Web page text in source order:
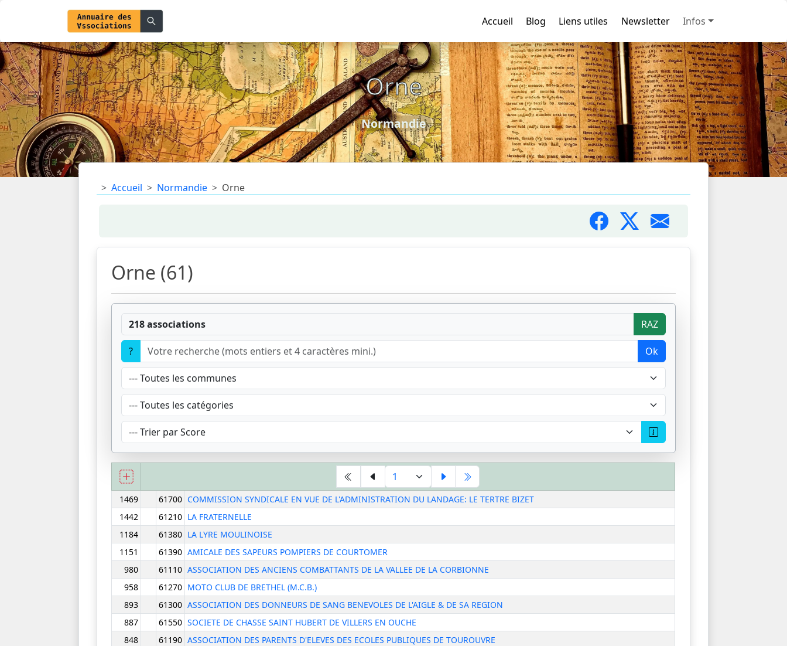
Accueil Blog Liens utiles Newsletter Infos
Orne
Normandie
Accueil Normandie Orne
Orne (61)
218 associations RAZ
? Ok
1469 61700 COMMISSION SYNDICALE EN VUE DE L'ADMINISTRATION DU LANDAGE: LE TERTRE BIZET
1442
61210 LA FRATERNELLE
1184
61380 LA LYRE MOULINOISE
1151
61390 AMICALE DES SAPEURS POMPIERS DE COURTOMER
980
61110 ASSOCIATION DES ANCIENS COMBATTANTS DE LA VALLEE DE LA CORBIONNE
958
61270 MOTO CLUB DE BRETHEL (M.C.B.)
893
61300 ASSOCIATION DES DONNEURS DE SANG BENEVOLES DE L'AIGLE & DE SA REGION
887
61550 SOCIETE DE CHASSE SAINT HUBERT DE VILLERS EN OUCHE
848
61190 ASSOCIATION DES PARENTS D'ELEVES DES ECOLES PUBLIQUES DE TOUROUVRE